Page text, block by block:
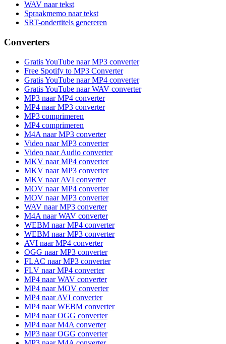
WAV naar tekst
Spraakmemo naar tekst
SRT-ondertitels genereren
Converters
Gratis YouTube naar MP3 converter
Free Spotify to MP3 Converter
Gratis YouTube naar MP4 converter
Gratis YouTube naar WAV converter
MP3 naar MP4 converter
MP4 naar MP3 converter
MP3 comprimeren
MP4 comprimeren
M4A naar MP3 converter
Video naar MP3 converter
Video naar Audio converter
MKV naar MP4 converter
MKV naar MP3 converter
MKV naar AVI converter
MOV naar MP4 converter
MOV naar MP3 converter
WAV naar MP3 converter
M4A naar WAV converter
WEBM naar MP4 converter
WEBM naar MP3 converter
AVI naar MP4 converter
OGG naar MP3 converter
FLAC naar MP3 converter
FLV naar MP4 converter
MP4 naar WAV converter
MP4 naar MOV converter
MP4 naar AVI converter
MP4 naar WEBM converter
MP4 naar OGG converter
MP4 naar M4A converter
MP3 naar OGG converter